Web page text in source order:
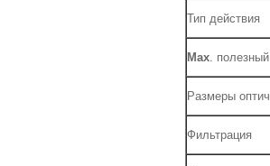
Тип действия
Max. полезный
Размеры
Фильтрация